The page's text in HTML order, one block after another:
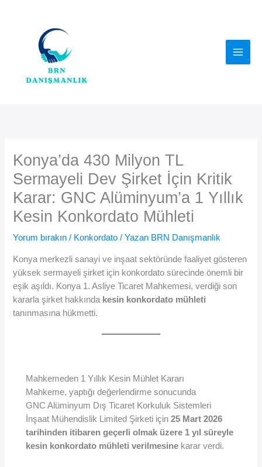
Konya’da 430 Milyon TL
Sermayeli Dev Şirket İçin Kritik
Karar: GNC Alüminyum’a 1 Yıllık
Kesin Konkordato Mühleti
Yorum bırakın / Konkordato / Yazan BRN Danışmanlık
Konya merkezli sanayi ve inşaat sektöründe faaliyet gösteren
yüksek sermayeli şirket için konkordato sürecinde önemli bir
eşik aşıldı. Konya 1. Asliye Ticaret Mahkemesi, verdiği son
kararla şirket hakkında kesin konkordato mühleti
tanınmasına hükmetti.
Mahkemeden 1 Yıllık Kesin Mühlet Kararı
Mahkeme, yaptığı değerlendirme sonucunda
GNC Alüminyum Dış Ticaret Korkuluk Sistemleri
İnşaat Mühendislik Limited Şirketi için25 Mart 2026
tarihinden itibaren geçerli olmak üzere 1 yıl süreyle
kesin konkordato mühleti verilmesine karar verdi.